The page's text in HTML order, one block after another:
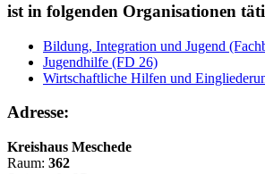
ist in folgenden Organisationen
Bildung, Integration und Jugend
Jugendhilfe (FD 26)
Wirtschaftliche Hilfen und
Adresse:
Kreishaus Meschede
Raum: 362